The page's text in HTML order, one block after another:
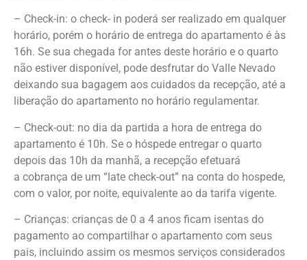
– Check-in: o check- in poderá ser realizado em qualquer
horário, porém o horário de entrega do apartamento é às
16h. Se sua chegada for antes deste horário e o quarto
não estiver disponível, pode desfrutar do Valle Nevado
deixando sua bagagem aos cuidados da recepção, até a
liberação do apartamento no horário regulamentar.
– Check-out: no dia da partida a hora de entrega do
apartamento é 10h. Se o hóspede entregar o quarto
depois das 10h da manhã, a recepção efetuará
a cobrança de um “late check-out” na conta do hospede,
com o valor, por noite, equivalente ao da tarifa vigente.
– Crianças: crianças de 0 a 4 anos ficam isentas do
pagamento ao compartilhar o apartamento com seus
pais, incluindo assim os mesmos serviços considerados